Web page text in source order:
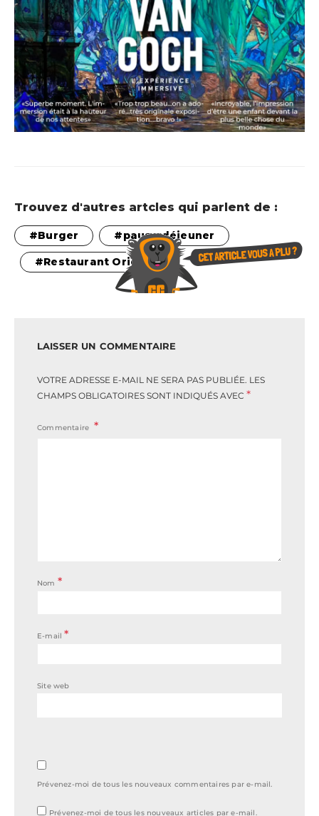
Trouvez d'autres artcles qui parlent de :
Burger pause déjeuner
Restaurant Original
LAISSER UN COMMENTAIRE
VOTRE ADRESSE E-MAIL NE SERA PAS PUBLIÉE. LES
CHAMPS OBLIGATOIRES SONT INDIQUÉS AVEC *
Commentaire
Nom *
E-mail*
Site web
Prévenez-moi de tous les nouveaux commentaires par e-mail.
Prévenez-moi de tous les nouveaux articles par e-mail.